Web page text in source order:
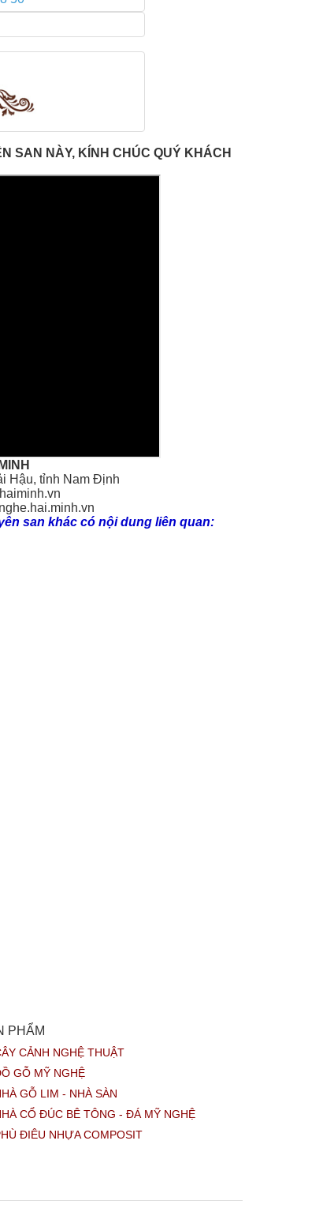
SAN NÀY, KÍNH CHÚC QUÝ KHÁCH
Hậu, tỉnh Nam Định
san khác có nội dung liên quan:
PHẨM
CẢNH NGHỆ THUẬT
GỖ MỸ NGHỆ
GỖ LIM - NHÀ SÀN
CỔ ĐÚC BÊ TÔNG - ĐÁ MỸ NGHỆ
ĐIÊU NHỰA COMPOSIT